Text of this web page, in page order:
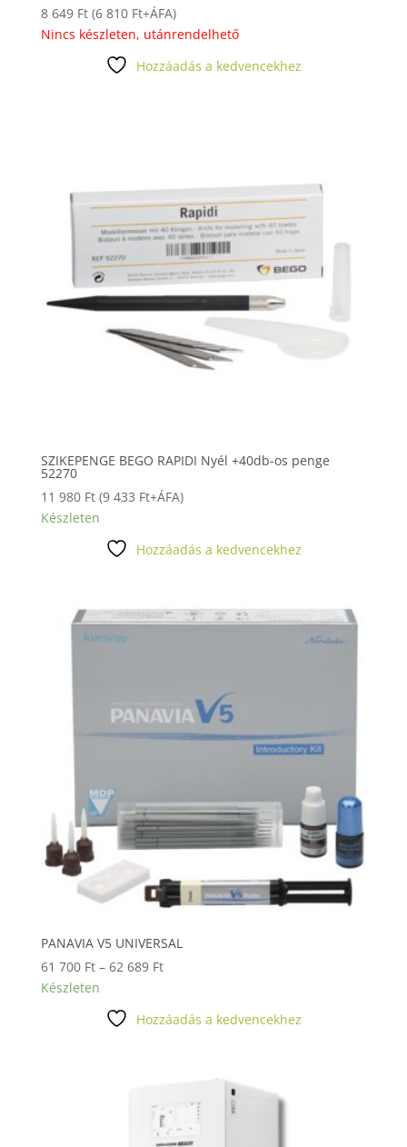
8 649 Ft (6 810 Ft+ÁFA)
Nincs készleten, utánrendelhető
Hozzáadás a kedvencekhez
SZIKEPENGE BEGO RAPIDI Nyél +40db-os penge
52270
11 980 Ft (9 433 Ft+ÁFA)
Készleten
Hozzáadás a kedvencekhez
PANAVIA V5 UNIVERSAL
61 700 Ft – 62 689 FtÁrtartomány:
-
Készleten
Hozzáadás a kedvencekhez